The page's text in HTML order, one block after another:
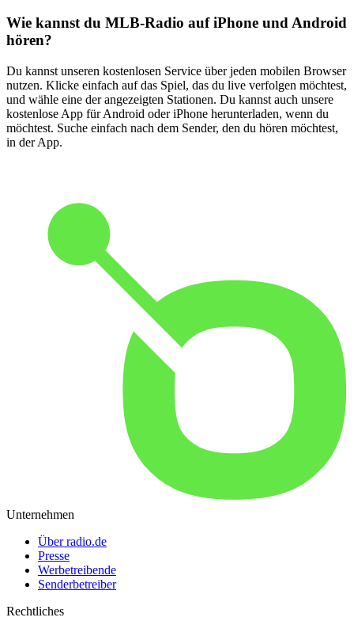
Wie kannst du MLB-Radio auf iPhone und Android
hören?
Du kannst unseren kostenlosen Service über jeden mobilen Browser
nutzen. Klicke einfach auf das Spiel, das du live verfolgen möchtest,
und wähle eine der angezeigten Stationen. Du kannst auch unsere
kostenlose App für Android oder iPhone herunterladen, wenn du
möchtest. Suche einfach nach dem Sender, den du hören möchtest,
in der App.
Unternehmen
Über radio.de
Presse
Werbetreibende
Senderbetreiber
Rechtliches